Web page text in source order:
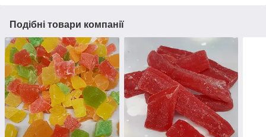
Подібні товари компанії